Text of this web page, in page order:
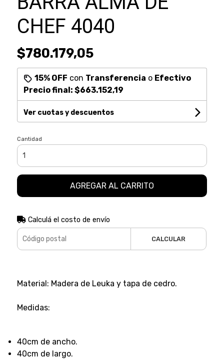
CHEF 4040
$780.179,05
15% OFF con Transferencia o Efectivo
Precio final: $663.152,19
Ver cuotas y descuentos
Cantidad
AGREGAR AL CARRITO
Calculá el costo de envío
CALCULAR
Material: Madera de Leuka y tapa de cedro.
Medidas:
40cm de ancho.
40cm de largo.